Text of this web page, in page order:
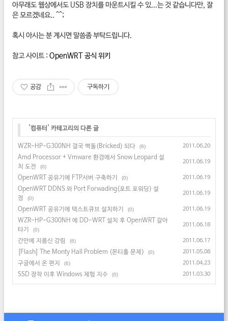
아무래도 웹상에서도 USB 장치를 마운트시킬 수 있...는 것 같습니다만, 잘
은 모르겠네요.. ^^;
혹시 아시는 분 계시면 말씀좀 부탁드립니다.
참고 사이트 : OpenWRT 공식 위키
공감 구독하기
컴퓨터 ' 카테고리의 다른 글
WZR-HP-G300NH 결국 벽돌(Bricked) 되다 (6) 2011.06.20
Amd Processor + Vmware 환경에서 Snow Leopard 설
치 도전
(0)
2011.06.19
OpenWRT 공유기에 FTP서버 구축하기 (0) 2011.06.19
OpenWRT DDNS 와 Port Forwading(포트 포워딩) 설
정
(0)
2011.06.19
OpenWRT 공유기에 텍스트큐브 설치하기 (0) 2011.06.19
WZR-HP-G300NH 에 DD-WRT 설치 후 OpenWRT 갈아
타기
(0)
2011.06.18
간만에 지름신 강림 (6) 2011.06.17
[Flash] The Monty Hall Problem (몬티홀 문제) (0) 2011.05.08
구글에서 온 편지 (6) 2011.04.23
SSD 장착 이후 Windows 체험 지수 (0) 2011.03.30